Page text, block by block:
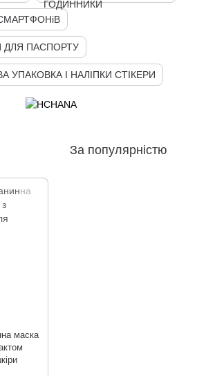
ДЛЯ ПАСПОРТУ
УПАКОВКА І НАЛІПКИ СТІКЕРИ
За популярністю
маска